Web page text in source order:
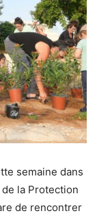
semaine dans
la Protection
de rencontrer